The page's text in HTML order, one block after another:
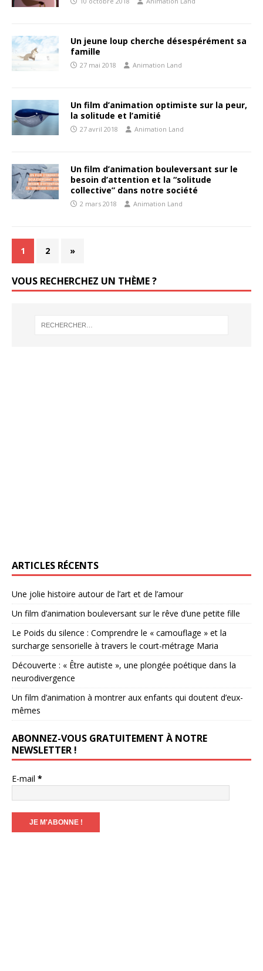
Un jeune loup cherche désespérément sa
famille
27 mai 2018 Animation Land
Un film d’animation optimiste sur la peur,
la solitude et l’amitié
27 avril 2018 Animation Land
Un film d’animation bouleversant sur le
besoin d’attention et la “solitude
collective” dans notre société
2 mars 2018 Animation Land
1 2 »
VOUS RECHERCHEZ UN THÈME ?
ARTICLES RÉCENTS
Une jolie histoire autour de l’art et de l’amour
Un film d’animation bouleversant sur le rêve d’une petite fille
Le Poids du silence : Comprendre le « camouflage » et la
surcharge sensorielle à travers le court-métrage Maria
Découverte : « Être autiste », une plongée poétique dans la
neurodivergence
Un film d’animation à montrer aux enfants qui doutent d’eux-
mêmes
ABONNEZ-VOUS GRATUITEMENT À NOTRE
NEWSLETTER !
E-mail *